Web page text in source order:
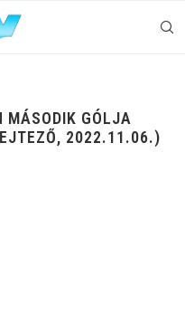
MÁSODIK GÓLJA
2022.11.06.)